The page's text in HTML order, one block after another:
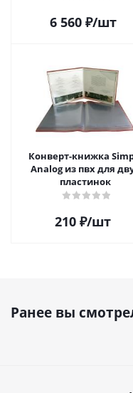
6 560₽/шт
Конверт-книжка
Analog из пвх для
пластинок
210 ₽/шт
Ранее вы